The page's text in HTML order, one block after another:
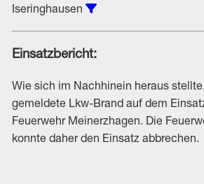
Iseringhausen
Einsatzbericht:
Wie sich im Nachhinein heraus
gemeldete Lkw-Brand auf dem
Feuerwehr Meinerzhagen. Die
konnte daher den Einsatz abbrechen.